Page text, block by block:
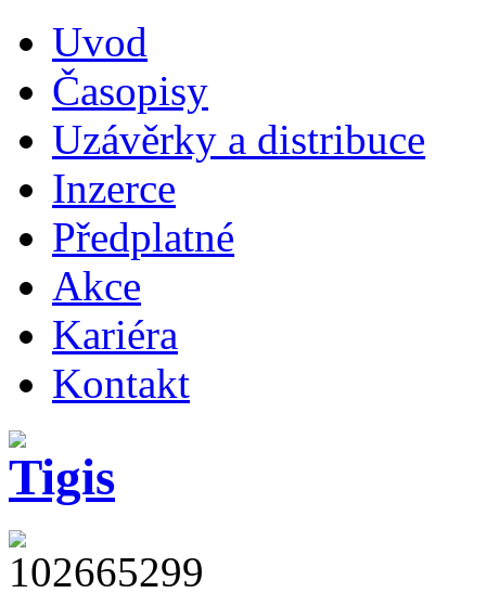
Uvod
Časopisy
Uzávěrky a distribuce
Inzerce
Předplatné
Akce
Kariéra
Kontakt